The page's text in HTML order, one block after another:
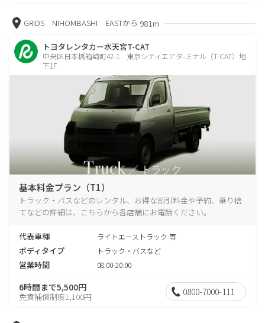
GRIDS NIHOMBASHI EASTから 981m
トヨタレンタカー水天宮T-CAT
中央区日本橋箱崎町42-1 東京シティエアタ-ミナル（T-CAT）地
下1F
基本料金プラン（T1）
トラック・バスなどのレンタル、お得な割引料金や予約、乗り捨
てなどの詳細は、こちらから各店舗にお電話ください。
代表車種 ライトエーストラック 等
ボディタイプ トラック・バスなど
営業時間 08:00-20:00
6時間まで5,500円
免責補償制度1,100円 0800-7000-111